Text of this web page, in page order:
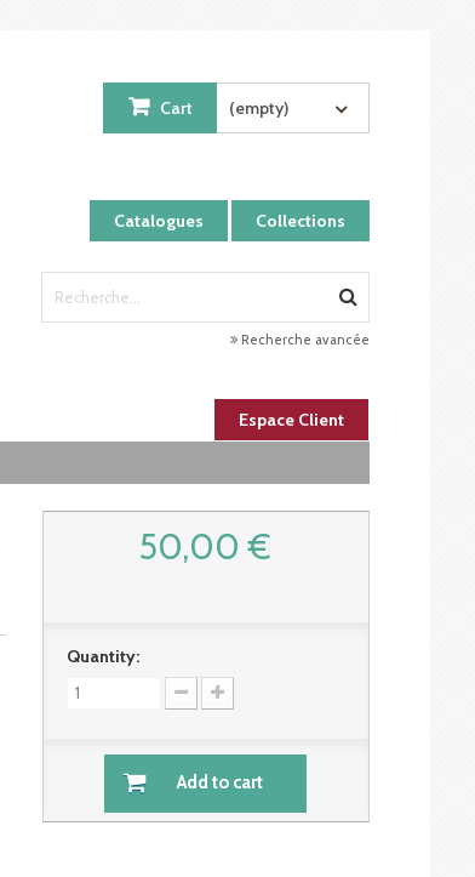
Catalogues Collections
Cart (empty)
Recherche avancée
Espace Client
50,00 €
Quantity:
Add to cart